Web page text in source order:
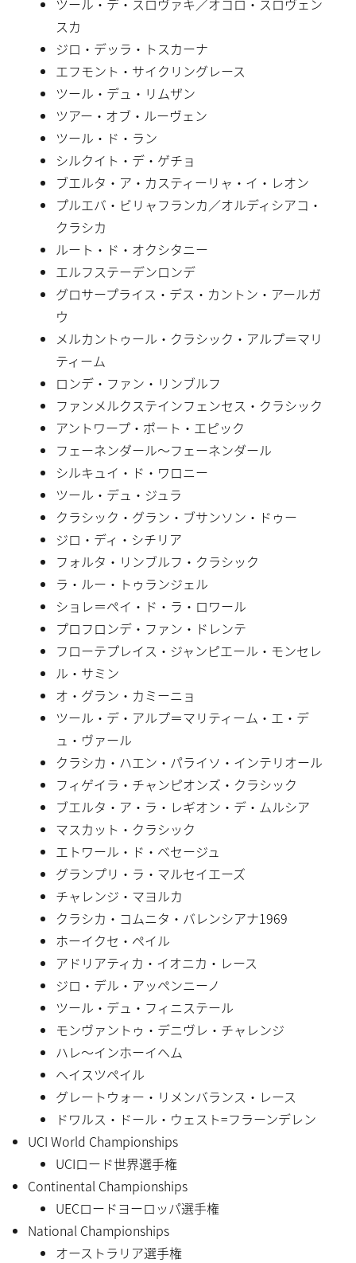
スカ
ジロ・デッラ・トスカーナ
エフモント・サイクリングレース
ツール・デュ・リムザン
ツアー・オブ・ルーヴェン
ツール・ド・ラン
シルクイト・デ・ゲチョ
ブエルタ・ア・カスティーリャ・イ・レオン
プルエバ・ビリャフランカ／オルディシアコ・
クラシカ
ルート・ド・オクシタニー
エルフステーデンロンデ
グロサープライス・デス・カントン・アールガ
ウ
メルカントゥール・クラシック・アルプ＝マリ
ティーム
ロンデ・ファン・リンブルフ
ファンメルクステインフェンセス・クラシック
アントワープ・ポート・エピック
フェーネンダール〜フェーネンダール
シルキュイ・ド・ワロニー
ツール・デュ・ジュラ
クラシック・グラン・ブサンソン・ドゥー
ジロ・ディ・シチリア
フォルタ・リンブルフ・クラシック
ラ・ルー・トゥランジェル
ショレ＝ペイ・ド・ラ・ロワール
プロフロンデ・ファン・ドレンテ
フローテプレイス・ジャンピエール・モンセレ
ル・サミン
オ・グラン・カミーニョ
ツール・デ・アルプ＝マリティーム・エ・デ
ュ・ヴァール
クラシカ・ハエン・パライソ・インテリオール
フィゲイラ・チャンピオンズ・クラシック
ブエルタ・ア・ラ・レギオン・デ・ムルシア
マスカット・クラシック
エトワール・ド・ベセージュ
グランプリ・ラ・マルセイエーズ
チャレンジ・マヨルカ
クラシカ・コムニタ・バレンシアナ1969
ホーイクセ・ペイル
アドリアティカ・イオニカ・レース
ジロ・デル・アッペンニーノ
ツール・デュ・フィニステール
モンヴァントゥ・デニヴレ・チャレンジ
ハレ〜インホーイヘム
ヘイスツペイル
グレートウォー・リメンバランス・レース
ドワルス・ドール・ウェスト=フラーンデレン
UCI World Championships
UCIロード世界選手権
Continental Championships
UECロードヨーロッパ選手権
National Championships
オーストラリア選手権